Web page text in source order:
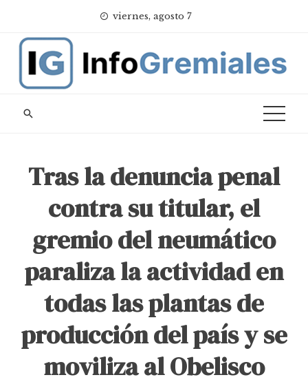
content
viernes, agosto 7
Tras la denuncia penal
contra su titular, el
gremio del neumático
paraliza la actividad en
todas las plantas de
producción del país y se
moviliza al Obelisco